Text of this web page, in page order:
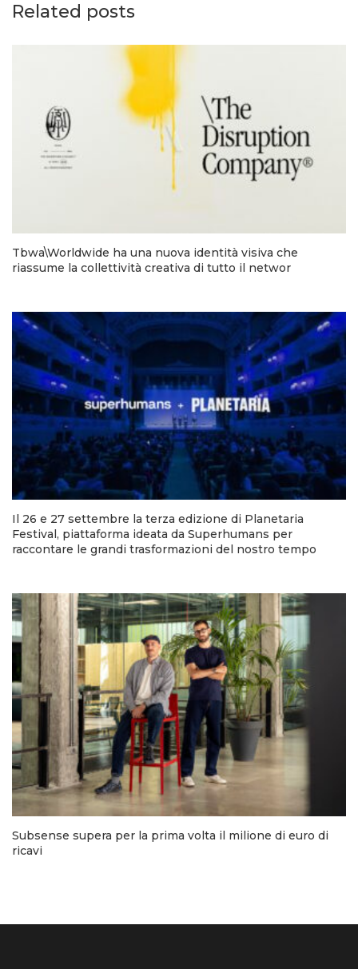
Related posts
Tbwa\Worldwide ha una nuova identità visiva che
riassume la collettività creativa di tutto il networ
Il 26 e 27 settembre la terza edizione di Planetaria
Festival, piattaforma ideata da Superhumans per
raccontare le grandi trasformazioni del nostro tempo
Subsense supera per la prima volta il milione di euro di
ricavi